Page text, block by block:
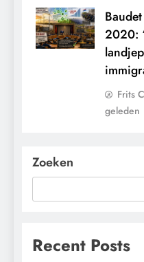
2020:
Frits
geleden
Zoeken
Recent Posts